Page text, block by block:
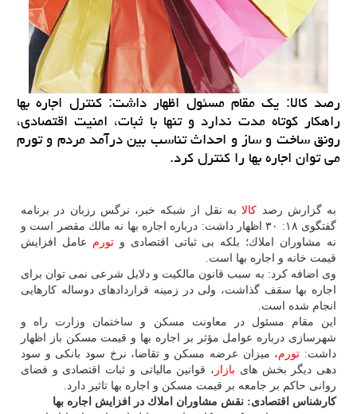
رصد كالا: یك مقام مسئول اظهار داشت: كنترل اجاره بها
راهكار كوتاه مدت ندارد و تنها با ثبات، امنیت اقتصادی،
رونق ساخت و ساز و احداث تناسب بین درآمد مردم و تورم
می توان اجاره بها را كنترل كرد.
به گزارش رصد كالابه نقل از شبكه خبر، نرگس رزبان در برنامه
گفتگوی ۱۸: ۳۰ اظهار داشت: درباره اجاره بها نه مالك مقصر است و
نه مشاوران املاك؛ بلكه بی ثباتی اقتصادی وتورم عامل افزایش
قیمت خانه و اجاره بها است.
وی اضافه كرد: به سبب قانون مالكیت و دلایل شرعی نمی توان برای
اجاره بها سقف گذاشت، ولی در زمینه قراردادهای دوساله كارهایی
انجام شده است.
این مقام مسئول در معاونت مسكن و ساختمان وزارت راه و
شهرسازی درباره عوامل مؤثر بر اجاره بها و قیمت مسكن باز اظهار
داشت: تورم، میزان عرضه مسكن و تقاضا، نرخ سود بانكی و سود
دهی دیگر بخش های بازار ، قوانین مالیاتی و ثبات اقتصادی و فضای
روانی حاكم بر جامعه بر قیمت مسكن و اجاره بها تاثیر دارد.
كارشناس اقتصادی: نقش مشاوران املاك در افزایش اجاره بها